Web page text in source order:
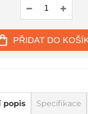
PŘIDAT DO
popis Specifikace